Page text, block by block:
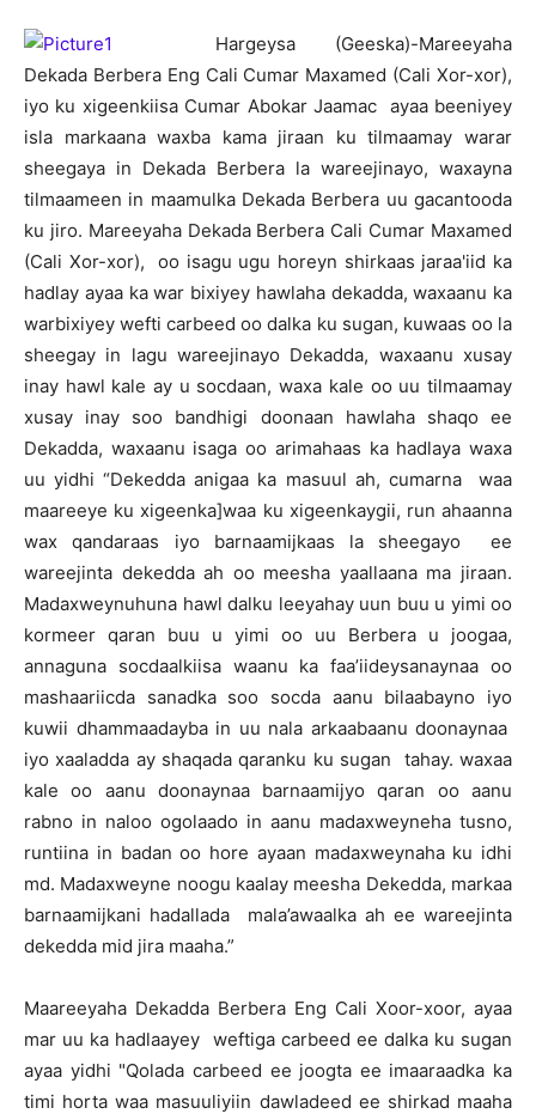
Hargeysa (Geeska)-Mareeyaha
Dekada Berbera Eng Cali Cumar Maxamed (Cali Xor-xor),
iyo ku xigeenkiisa Cumar Abokar Jaamac ayaa beeniyey
isla markaana waxba kama jiraan ku tilmaamay warar
sheegaya in Dekada Berbera la wareejinayo, waxayna
tilmaameen in maamulka Dekada Berbera uu gacantooda
ku jiro. Mareeyaha Dekada Berbera Cali Cumar Maxamed
(Cali Xor-xor), oo isagu ugu horeyn shirkaas jaraa'iid ka
hadlay ayaa ka war bixiyey hawlaha dekadda, waxaanu ka
warbixiyey wefti carbeed oo dalka ku sugan, kuwaas oo la
sheegay in lagu wareejinayo Dekadda, waxaanu xusay
inay hawl kale ay u socdaan, waxa kale oo uu tilmaamay
xusay inay soo bandhigi doonaan hawlaha shaqo ee
Dekadda, waxaanu isaga oo arimahaas ka hadlaya waxa
uu yidhi “Dekedda anigaa ka masuul ah, cumarna waa
maareeye ku xigeenka]waa ku xigeenkaygii, run ahaanna
wax qandaraas iyo barnaamijkaas la sheegayo ee
wareejinta dekedda ah oo meesha yaallaana ma jiraan.
Madaxweynuhuna hawl dalku leeyahay uun buu u yimi oo
kormeer qaran buu u yimi oo uu Berbera u joogaa,
annaguna socdaalkiisa waanu ka faa’iideysanaynaa oo
mashaariicda sanadka soo socda aanu bilaabayno iyo
kuwii dhammaadayba in uu nala arkaabaanu doonaynaa
iyo xaaladda ay shaqada qaranku ku sugan tahay. waxaa
kale oo aanu doonaynaa barnaamijyo qaran oo aanu
rabno in naloo ogolaado in aanu madaxweyneha tusno,
runtiina in badan oo hore ayaan madaxweynaha ku idhi
md. Madaxweyne noogu kaalay meesha Dekedda, markaa
barnaamijkani hadallada mala’awaalka ah ee wareejinta
dekedda mid jira maaha.”
Maareeyaha Dekadda Berbera Eng Cali Xoor-xoor, ayaa
mar uu ka hadlaayey weftiga carbeed ee dalka ku sugan
ayaa yidhi "Qolada carbeed ee joogta ee imaaraadka ka
timi horta waa masuuliyiin dawladeed ee shirkad maaha